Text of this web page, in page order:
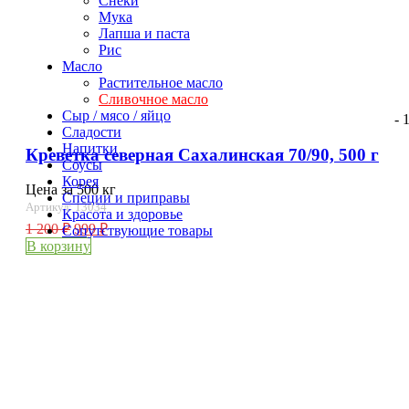
Мука
Лапша и паста
Рис
Масло
Растительное масло
Сливочное масло
Сыр / мясо / яйцо
Сладости
Напитки
Соусы
Корея
Специи и приправы
Красота и здоровье
Сопутствующие товары
-
Креветка северная Сахалинская 70/90, 500 г
Цена за 500 кг
Артикул: 13034
1 200₽ 999₽
В корзину